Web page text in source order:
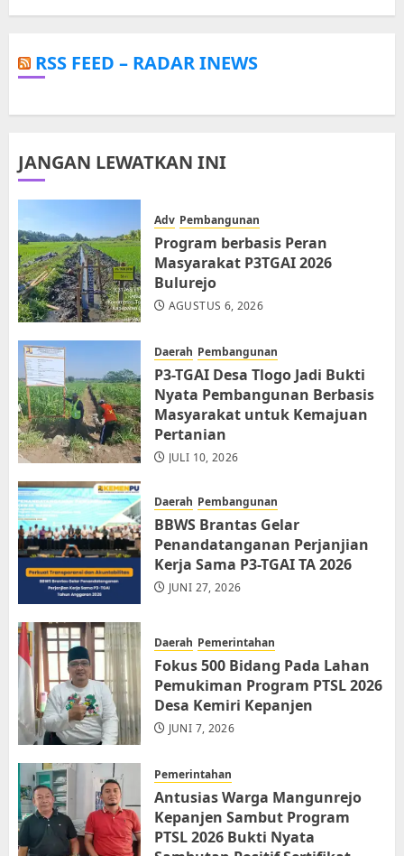
RSS FEED – RADAR INEWS
JANGAN LEWATKAN INI
Adv Pembangunan
Program berbasis Peran
Masyarakat P3TGAI 2026
Bulurejo
AGUSTUS 6, 2026
Daerah Pembangunan
P3-TGAI Desa Tlogo Jadi Bukti
Nyata Pembangunan Berbasis
Masyarakat untuk Kemajuan
Pertanian
JULI 10, 2026
Daerah Pembangunan
BBWS Brantas Gelar
Penandatanganan Perjanjian
Kerja Sama P3-TGAI TA 2026
JUNI 27, 2026
Daerah Pemerintahan
Fokus 500 Bidang Pada Lahan
Pemukiman Program PTSL 2026
Desa Kemiri Kepanjen
JUNI 7, 2026
Pemerintahan
Antusias Warga Mangunrejo
Kepanjen Sambut Program
PTSL 2026 Bukti Nyata